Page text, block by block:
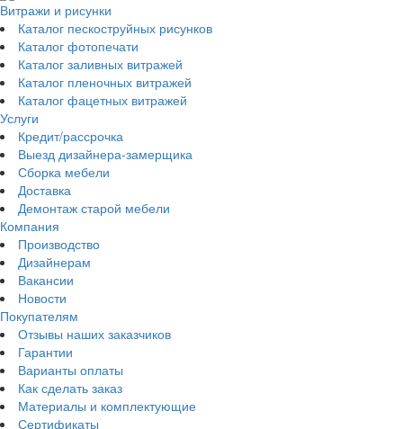
Витражи и рисунки
Каталог пескоструйных рисунков
Каталог фотопечати
Каталог заливных витражей
Каталог пленочных витражей
Каталог фацетных витражей
Услуги
Кредит/рассрочка
Выезд дизайнера-замерщика
Сборка мебели
Доставка
Демонтаж старой мебели
Компания
Производство
Дизайнерам
Вакансии
Новости
Покупателям
Отзывы наших заказчиков
Гарантии
Варианты оплаты
Как сделать заказ
Материалы и комплектующие
Сертификаты